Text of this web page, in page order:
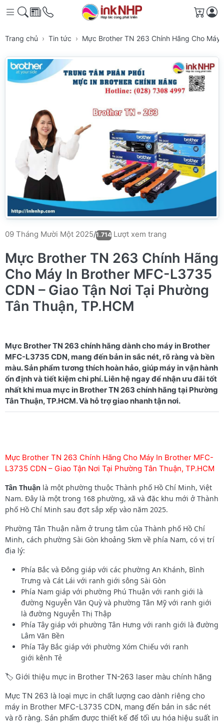
Giỏ
Trang chủ Tin tức Mực Brother TN 263 Chính Hãng Cho Máy
09 Tháng Mười Một 2025/1.714 Lượt xem trang
Mực Brother TN 263 Chính Hãng
Cho Máy In Brother MFC-L3735
CDN – Giao Tận Nơi Tại Phường
Tân Thuận, TP.HCM
Mực Brother TN 263 chính hãng dành cho máy in Brother
MFC-L3735 CDN, mang đến bản in sắc nét, rõ ràng và bền
màu. Sản phẩm tương thích hoàn hảo, giúp máy in vận hành
ổn định và tiết kiệm chi phí. Liên hệ ngay để nhận ưu đãi tốt
nhất khi mua mực in Brother TN 263 chính hãng tại Phường
Mực Brother TN 263 Chính Hãng Cho Máy In Brother MFC-
L3735 CDN – Giao Tận Nơi Tại Phường Tân Thuận, TP.HCM
Tân Thuận là một phường thuộc Thành phố Hồ Chí Minh, Việt
Nam. Đây là một trong 168 phường, xã và đặc khu mới ở Thành
phố Hồ Chí Minh sau đợt sắp xếp vào năm 2025.
Phường Tân Thuận nằm ở trung tâm của Thành phố Hồ Chí
Minh, cách phường Sài Gòn khoảng 5km về phía Nam, có vị trí
địa lý:
Phía Bắc và Đông giáp với các phường An Khánh, Bình
Trưng và Cát Lái với ranh giới sông Sài Gòn
Phía Nam giáp với phường Phú Thuận với ranh giới là
đường Nguyễn Văn Quỳ và phường Tân Mỹ với ranh giới
là đường Nguyễn Thị Thập
Phía Tây giáp với phường Tân Hưng với ranh giới là đường
Lâm Văn Bền
Phía Tây Bắc giáp với phường Xóm Chiếu với ranh
giới kênh Tẻ
🏷️ Giới thiệu mực in Brother TN-263 laser màu chính hãng
Mực TN 263 là loại mực in chất lượng cao dành riêng cho
máy in Brother MFC-L3735 CDN, mang đến bản in sắc nét
và rõ ràng. Sản phẩm được thiết kế để tối ưu hóa hiệu suất in